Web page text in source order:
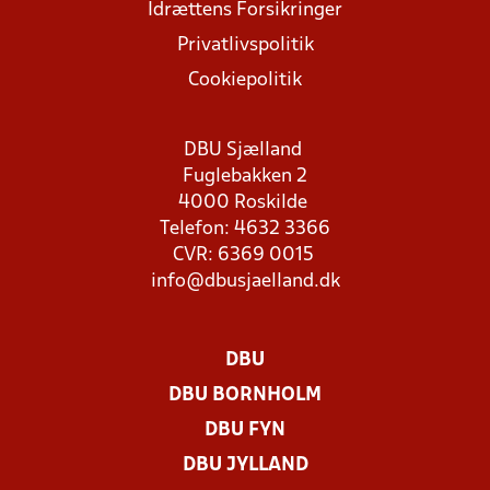
Idrættens Forsikringer
Privatlivspolitik
Cookiepolitik
DBU Sjælland
Fuglebakken 2
4000 Roskilde
Telefon: 4632 3366
CVR: 6369 0015
info@dbusjaelland.dk
DBU
DBU BORNHOLM
DBU FYN
DBU JYLLAND